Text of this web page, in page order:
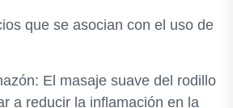
que se asocian con el uso de
El masaje suave del rodillo
a reducir la inflamación en la